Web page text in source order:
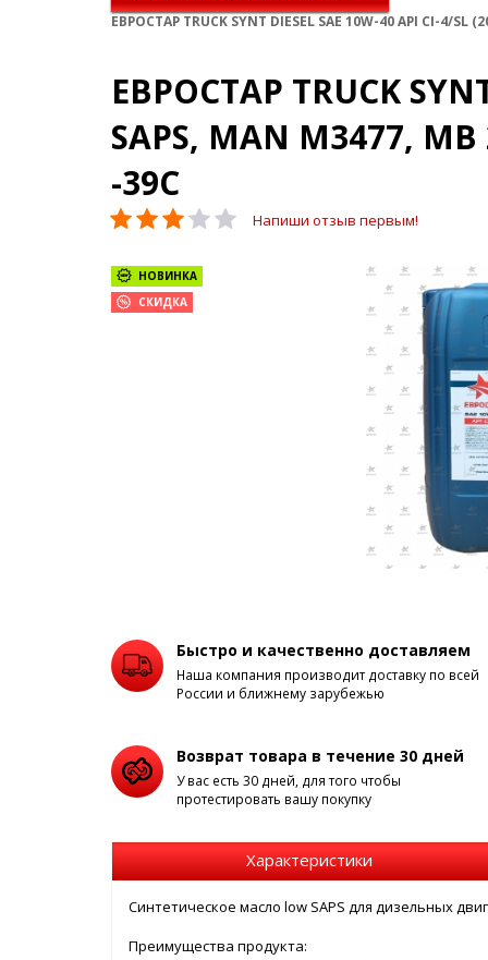
ЕВРОСТАР TRUCK SYNT DIESEL SAE 10W-40 API CI-4/
ЕВРОСТАР TRUCK
SAPS, MAN M3477,
-39С
Напиши отзыв первым!
НОВИНКА
СКИДКА
Быстро и качественно доставляем
Наша компания производит доставку по всей
России и ближнему зарубежью
Возврат товара в течение 30 дней
У вас есть 30 дней, для того чтобы
протестировать вашу покупку
Характеристики
Синтетическое масло low SAPS для дизельных
Преимущества продукта: